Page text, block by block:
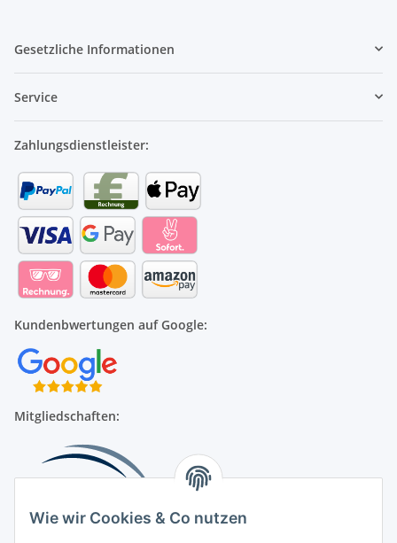
Wie wir Cookies & Co nutzen
Gesetzliche Informationen
Service
Zahlungsdienstleister:
Kundenbwertungen auf Google:
Mitgliedschaften: